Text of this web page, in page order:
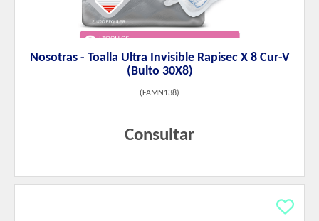
Nosotras - Toalla Ultra Invisible Rapisec X 8 Cur-V
(Bulto 30X8)
( FAMN138)
Consultar